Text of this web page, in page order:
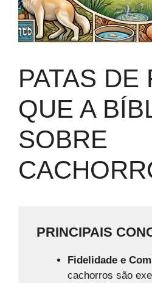
PATAS DE
QUE A
SOBRE
PRINCIPAIS
Fidelidade e
cachorros são